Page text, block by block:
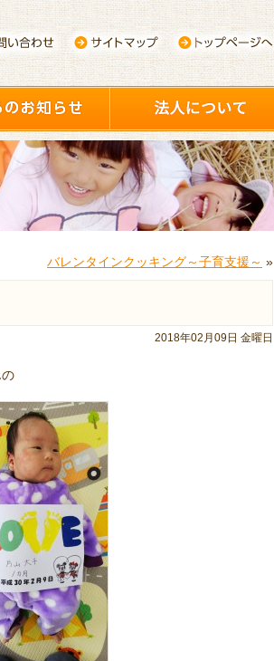
バレンタインクッキング～子育支援～ »
2018年02月09日 金曜日